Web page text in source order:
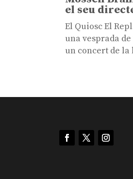
el seu
El Quiosc El
una vesprada
un concert de